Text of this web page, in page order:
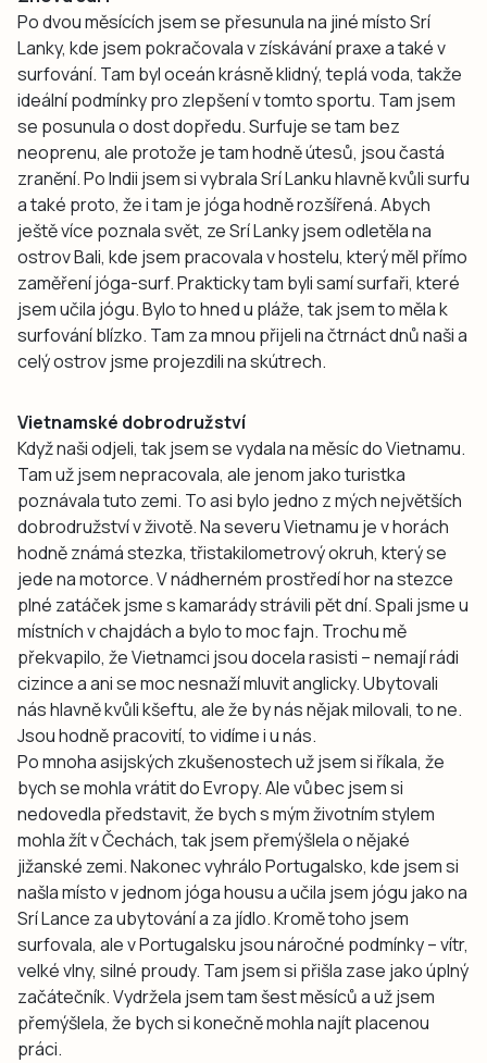
Po dvou měsících jsem se přesunula na jiné místo Srí
Lanky, kde jsem pokračovala v získávání praxe a také v
surfování. Tam byl oceán krásně klidný, teplá voda, takže
ideální podmínky pro zlepšení v tomto sportu. Tam jsem
se posunula o dost dopředu. Surfuje se tam bez
neoprenu, ale protože je tam hodně útesů, jsou častá
zranění. Po Indii jsem si vybrala Srí Lanku hlavně kvůli surfu
a také proto, že i tam je jóga hodně rozšířená. Abych
ještě více poznala svět, ze Srí Lanky jsem odletěla na
ostrov Bali, kde jsem pracovala v hostelu, který měl přímo
zaměření jóga-surf. Prakticky tam byli samí surfaři, které
jsem učila jógu. Bylo to hned u pláže, tak jsem to měla k
surfování blízko. Tam za mnou přijeli na čtrnáct dnů naši a
celý ostrov jsme projezdili na skútrech.
Vietnamské dobrodružství
Když naši odjeli, tak jsem se vydala na měsíc do Vietnamu.
Tam už jsem nepracovala, ale jenom jako turistka
poznávala tuto zemi. To asi bylo jedno z mých největších
dobrodružství v životě. Na severu Vietnamu je v horách
hodně známá stezka, třistakilometrový okruh, který se
jede na motorce. V nádherném prostředí hor na stezce
plné zatáček jsme s kamarády strávili pět dní. Spali jsme u
místních v chajdách a bylo to moc fajn. Trochu mě
překvapilo, že Vietnamci jsou docela rasisti – nemají rádi
cizince a ani se moc nesnaží mluvit anglicky. Ubytovali
nás hlavně kvůli kšeftu, ale že by nás nějak milovali, to ne.
Jsou hodně pracovití, to vidíme i u nás.
Po mnoha asijských zkušenostech už jsem si říkala, že
bych se mohla vrátit do Evropy. Ale vůbec jsem si
nedovedla představit, že bych s mým životním stylem
mohla žít v Čechách, tak jsem přemýšlela o nějaké
jižanské zemi. Nakonec vyhrálo Portugalsko, kde jsem si
našla místo v jednom jóga housu a učila jsem jógu jako na
Srí Lance za ubytování a za jídlo. Kromě toho jsem
surfovala, ale v Portugalsku jsou náročné podmínky – vítr,
velké vlny, silné proudy. Tam jsem si přišla zase jako úplný
začátečník. Vydržela jsem tam šest měsíců a už jsem
přemýšlela, že bych si konečně mohla najít placenou
práci.